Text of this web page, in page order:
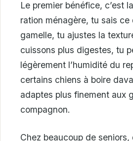
Le premier bénéfice, c’est
ration ménagère, tu sais ce
gamelle, tu ajustes la
cuissons plus digestes, tu
légèrement l’humidité du
certains chiens à boire
adaptes plus finement aux
compagnon.
Chez beaucoup de seniors,